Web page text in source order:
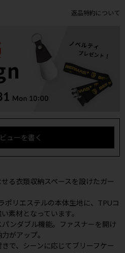
返品特約について
ューを書く
る衣類収納スペースを設けたガー
ポリエステルの本体生地に、TPUコ
素材となっています。
ンダブル機能。ファスナーを開け
がアップ。
で、シーンに応じてブリーフケー